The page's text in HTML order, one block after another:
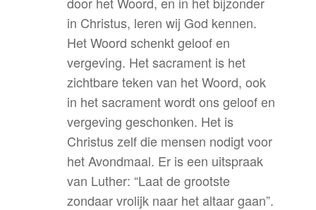
in Christus, leren wij God kennen.
Het Woord schenkt geloof en
vergeving. Het sacrament is het
zichtbare teken van het Woord, ook
in het sacrament wordt ons geloof en
vergeving geschonken. Het is
Christus zelf die mensen nodigt voor
het Avondmaal. Er is een uitspraak
van Luther: “Laat de grootste
zondaar vrolijk naar het altaar gaan”.